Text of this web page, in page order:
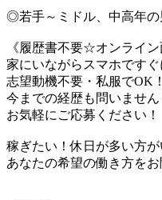
◎若手～ミドル、中高年の
《履歴書不要☆オンライン
家にいながらスマホです
志望動機不要・私服でOK！
今までの経歴も問いません
お気軽にご応募ください！
稼ぎたい！休日が多い方
あなたの希望の働き方を